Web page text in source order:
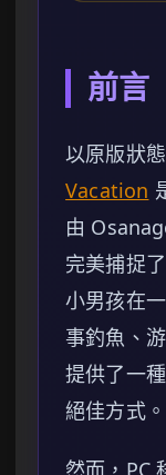
前言
以原版狀
Vacation
由
完美捕捉
小男孩在
事釣魚、
提供了一
絕佳方式。